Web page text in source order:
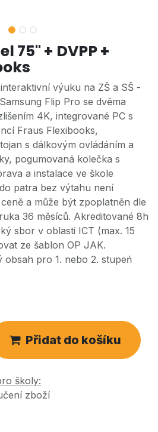
75" + DVPP +
výuku na ZŠ a SŠ -
Flip Pro se dvěma
4K, integrované PC s
Fraus Flexibooks,
s dálkovým ovládáním a
pogumovaná kolečka s
a instalace ve škole
patra bez výtahu není
a může být zpoplatněn dle
36 měsíců. Akreditované 8h
sbor v oblasti ICT (max. 15
ze šablon OP JAK.
pro 1. nebo 2. stupeń
Přidat do košíku
školy:
zboží